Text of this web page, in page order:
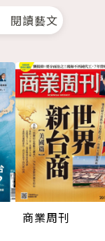
閱讀藝文
商業周刊